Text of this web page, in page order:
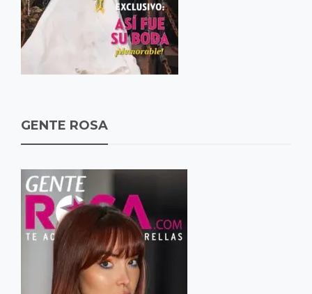
GENTE ROSA